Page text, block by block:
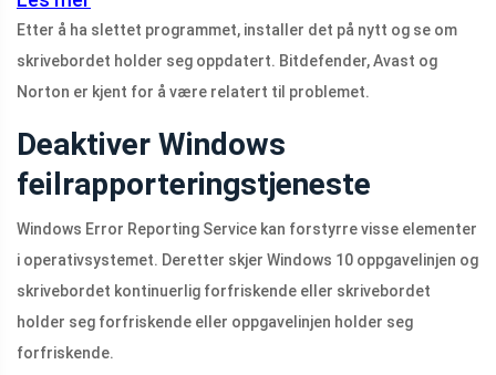
Etter å ha slettet programmet, installer det på nytt og se om
skrivebordet holder seg oppdatert. Bitdefender, Avast og
Norton er kjent for å være relatert til problemet.
Deaktiver Windows
feilrapporteringstjeneste
Windows Error Reporting Service kan forstyrre visse elementer
i operativsystemet. Deretter skjer Windows 10 oppgavelinjen og
skrivebordet kontinuerlig forfriskende eller skrivebordet
holder seg forfriskende eller oppgavelinjen holder seg
forfriskende.